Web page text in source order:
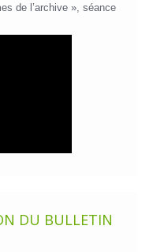
de l’archive », séance
DU BULLETIN